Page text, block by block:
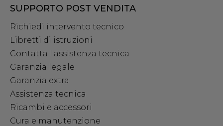
SUPPORTO POST VENDITA
Richiedi intervento tecnico
Libretti di istruzioni
Contatta l'assistenza tecnica
Garanzia legale
Garanzia extra
Assistenza tecnica
Ricambi e accessori
Cura e manutenzione